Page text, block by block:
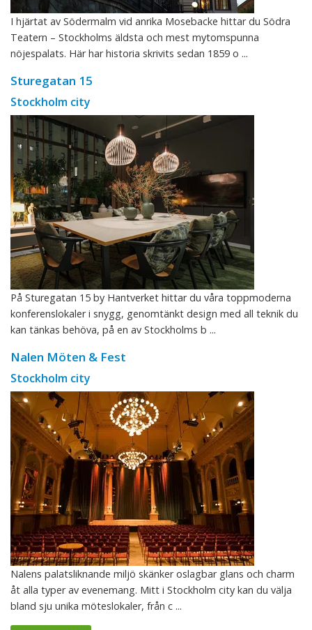
I hjärtat av Södermalm vid anrika Mosebacke hittar du Södra
Teatern – Stockholms äldsta och mest mytomspunna
nöjespalats. Här har historia skrivits sedan 1859 o ...
Sturegatan 15
Stockholm city
På Sturegatan 15 by Hantverket hittar du våra toppmoderna
konferenslokaler i snygg, genomtänkt design med all teknik du
kan tänkas behöva, på en av Stockholms b ...
Nalen Möten & Fest
Stockholm city
Nalens palatsliknande miljö skänker oslagbar glans och charm
åt alla typer av evenemang. Mitt i Stockholm city kan du välja
bland sju unika möteslokaler, från c ...